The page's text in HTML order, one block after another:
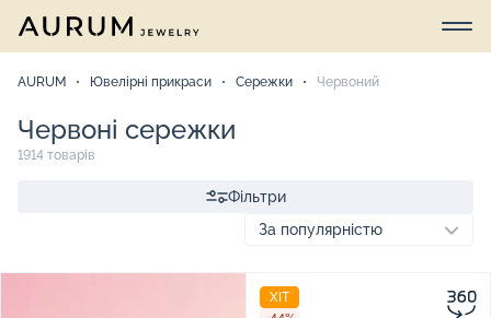
AURUM Ювелірні прикраси Сережки Червоний
Червоні сережки
1914 товарів
Фільтри
ХІТ